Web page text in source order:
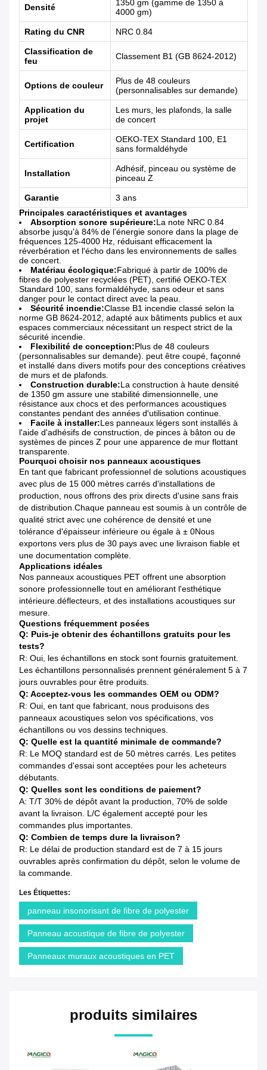
Densité
1350 gm (gamme de 1350 à
4000 gm)
Rating du CNR NRC 0.84
Classification de
feu
Classement B1 (GB 8624-2012)
Options de couleur
Plus de 48 couleurs
(personnalisables sur demande)
Application du
projet
Les murs, les plafonds, la salle
de concert
Certification
OEKO-TEX Standard 100, E1
sans formaldéhyde
Installation
Adhésif, pinceau ou système de
pinceau Z
Garantie
3 ans
Principales caractéristiques et avantages
Absorption sonore supérieure:La note NRC 0.84
absorbe jusqu'à 84% de l'énergie sonore dans la plage de
fréquences 125-4000 Hz, réduisant efficacement la
réverbération et l'écho dans les environnements de salles
de concert.
Matériau écologique:Fabriqué à partir de 100% de
fibres de polyester recyclées (PET), certifié OEKO-TEX
Standard 100, sans formaldéhyde, sans odeur et sans
danger pour le contact direct avec la peau.
Sécurité incendie:Classe B1 incendie classé selon la
norme GB 8624-2012, adapté aux bâtiments publics et aux
espaces commerciaux nécessitant un respect strict de la
sécurité incendie.
Flexibilité de conception:Plus de 48 couleurs
(personnalisables sur demande). peut être coupé, façonné
et installé dans divers motifs pour des conceptions créatives
de murs et de plafonds.
Construction durable:La construction à haute densité
de 1350 gm assure une stabilité dimensionnelle, une
résistance aux chocs et des performances acoustiques
constantes pendant des années d'utilisation continue.
Facile à installer:Les panneaux légers sont installés à
l'aide d'adhésifs de construction, de pinces à bâton ou de
systèmes de pinces Z pour une apparence de mur flottant
transparente.
Pourquoi choisir nos panneaux acoustiques
En tant que fabricant professionnel de solutions acoustiques
avec plus de 15 000 mètres carrés d'installations de
production, nous offrons des prix directs d'usine sans frais
de distribution.Chaque panneau est soumis à un contrôle de
qualité strict avec une cohérence de densité et une
tolérance d'épaisseur inférieure ou égale à ± 0Nous
exportons vers plus de 30 pays avec une livraison fiable et
une documentation complète.
Applications idéales
Nos panneaux acoustiques PET offrent une absorption
sonore professionnelle tout en améliorant l'esthétique
intérieure.déflecteurs, et des installations acoustiques sur
mesure.
Questions fréquemment posées
Q: Puis-je obtenir des échantillons gratuits pour les
tests?
R: Oui, les échantillons en stock sont fournis gratuitement.
Les échantillons personnalisés prennent généralement 5 à 7
jours ouvrables pour être produits.
Q: Acceptez-vous les commandes OEM ou ODM?
R: Oui, en tant que fabricant, nous produisons des
panneaux acoustiques selon vos spécifications, vos
échantillons ou vos dessins techniques.
Q: Quelle est la quantité minimale de commande?
R: Le MOQ standard est de 50 mètres carrés. Les petites
commandes d'essai sont acceptées pour les acheteurs
débutants.
Q: Quelles sont les conditions de paiement?
A: T/T 30% de dépôt avant la production, 70% de solde
avant la livraison. L/C également accepté pour les
commandes plus importantes.
Q: Combien de temps dure la livraison?
R: Le délai de production standard est de 7 à 15 jours
ouvrables après confirmation du dépôt, selon le volume de
la commande.
Les Étiquettes:
panneau insonorisant de fibre de polyester
Panneau acoustique de fibre de polyester
Panneaux muraux acoustiques en PET
produits similaires